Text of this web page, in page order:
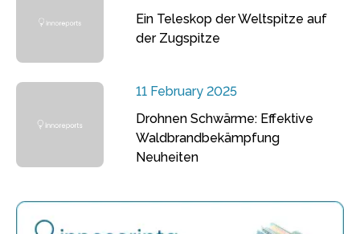
Ein Teleskop der Weltspitze auf
der Zugspitze
11 February 2025
Drohnen Schwärme: Effektive
Waldbrandbekämpfung
Neuheiten